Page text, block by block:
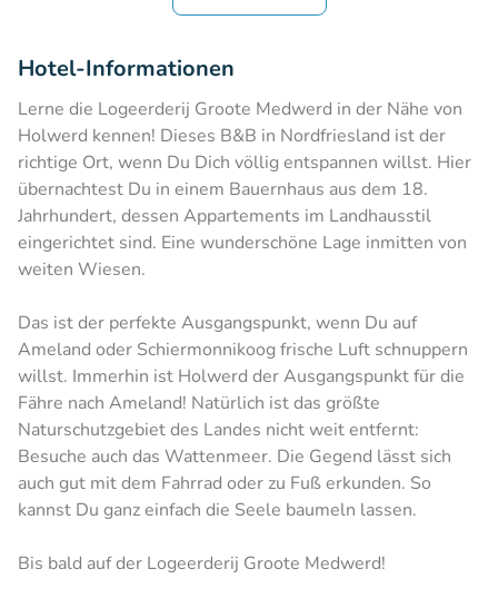
Hotel-Informationen
Lerne die Logeerderij Groote Medwerd in der Nähe von
Holwerd kennen! Dieses B&B in Nordfriesland ist der
richtige Ort, wenn Du Dich völlig entspannen willst. Hier
übernachtest Du in einem Bauernhaus aus dem 18.
Jahrhundert, dessen Appartements im Landhausstil
eingerichtet sind. Eine wunderschöne Lage inmitten von
weiten Wiesen.
Das ist der perfekte Ausgangspunkt, wenn Du auf
Ameland oder Schiermonnikoog frische Luft schnuppern
willst. Immerhin ist Holwerd der Ausgangspunkt für die
Fähre nach Ameland! Natürlich ist das größte
Naturschutzgebiet des Landes nicht weit entfernt:
Besuche auch das Wattenmeer. Die Gegend lässt sich
auch gut mit dem Fahrrad oder zu Fuß erkunden. So
kannst Du ganz einfach die Seele baumeln lassen.
Bis bald auf der Logeerderij Groote Medwerd!